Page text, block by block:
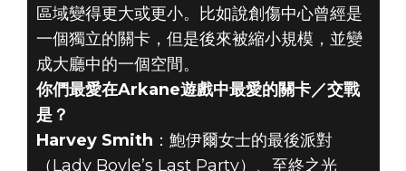
區域變得更大或更小。比如說創傷中心曾經是
一個獨立的關卡，但是後來被縮小規模，並變
成大廳中的一個空間。
你們最愛在Arkane遊戲中最愛的關卡／交戰
是？
Harvey Smith ：鮑伊爾女士的最後派對
（Lady Boyle’s Last Party）、至終之光